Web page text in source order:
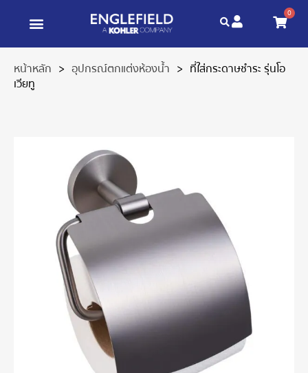
0
หน้าหลัก > อุปกรณ์ตกแต่งห้องน้ำ > ที่ใส่กระดาษชำระ รุ่นโอ
เวียทู